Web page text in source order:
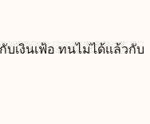
เงินเฟ้อ ทนไม่ได้แล้วกับ